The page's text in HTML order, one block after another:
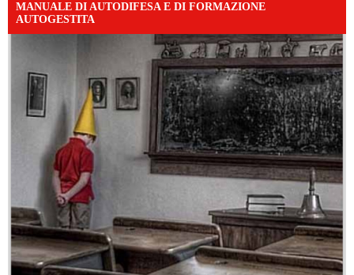
MANUALE DI AUTODIFESA E DI FORMAZIONE
AUTOGESTITA